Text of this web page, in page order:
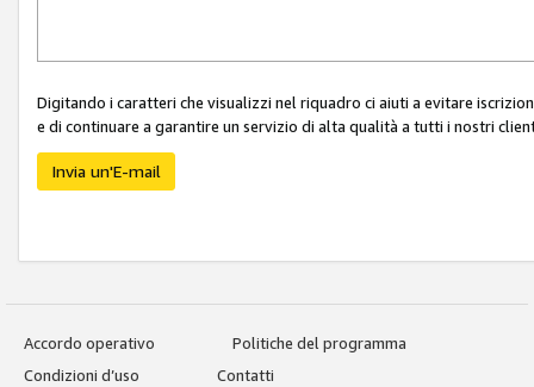
Digitando i caratteri che visualizzi nel riquadro ci aiuti a evitare
e di continuare a garantire un servizio di alta qualità a tutti i nostri
Invia un'E-mail
Accordo operativo
Politiche del programma
Condizioni d’uso
Contatti